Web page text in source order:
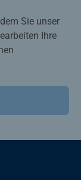
Sie unser
Ihre